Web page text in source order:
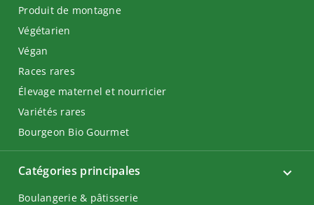
Catégories principales
Boulangerie & pâtisserie
Produit de montagne
Végétarien
Végan
Races rares
Élevage maternel et nourricier
Variétés rares
Bourgeon Bio Gourmet